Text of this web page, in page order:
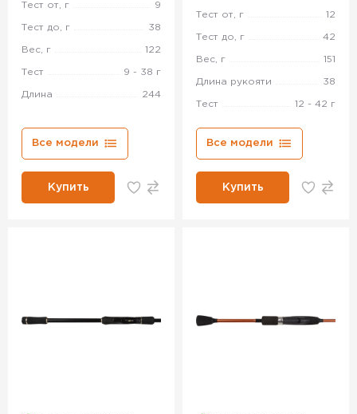
Тест от, г 9
Тест до, г 38
Вес, г 122
Тест 9 - 38 г
Длина 244
Все модели
Купить
Тест от, г 12
Тест до, г 42
Вес, г 151
Длина рукояти 38
Тест 12 - 42 г
Все модели
Купить